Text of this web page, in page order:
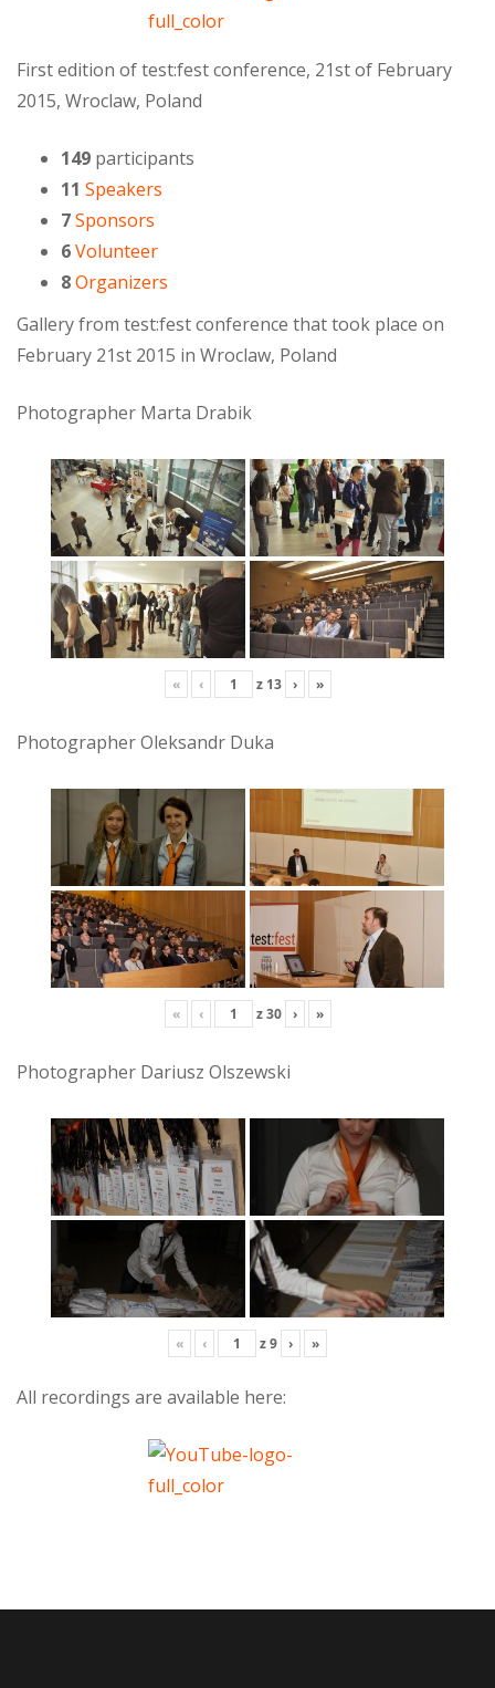
First edition of test:fest conference, 21st of February
2015, Wroclaw, Poland
149 participants
11 Speakers
7Sponsors
6Volunteer
8Organizers
Gallery from test:fest conference that took place on
February 21st 2015 in Wroclaw, Poland
Photographer Marta Drabik
« ‹ z 13 › »
Photographer Oleksandr Duka
« ‹ z30 › »
Photographer Dariusz Olszewski
« ‹ z9 › »
All recordings are available here: